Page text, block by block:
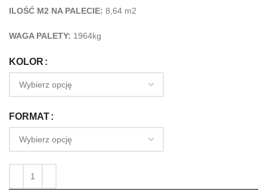
ILOŚĆ M2 NA PALECIE: 8,64 m2
WAGA PALETY: 1964kg
KOLOR
FORMAT